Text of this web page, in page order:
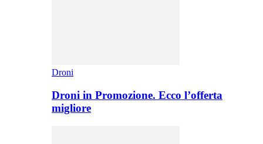
Droni
Droni in Promozione. Ecco l’offerta
migliore